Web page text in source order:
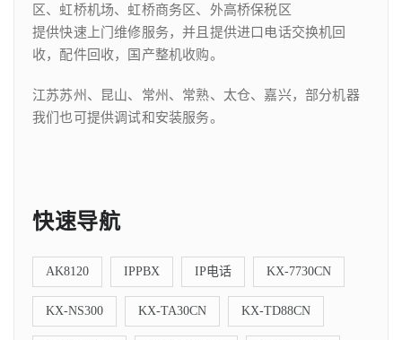
区、虹桥机场、虹桥商务区、外高桥保税区
提供快速上门维修服务，并且提供进口电话交换机回
收，配件回收，国产整机收购。
江苏苏州、昆山、常州、常熟、太仓、嘉兴，部分机器
我们也可提供调试和安装服务。
快速导航
AK8120 IPPBX IP电话 KX-7730CN
KX-NS300 KX-TA30CN KX-TD88CN